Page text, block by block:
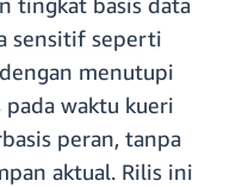
sensitif seperti
menutupi
waktu kueri
peran, tanpa
aktual. Rilis ini